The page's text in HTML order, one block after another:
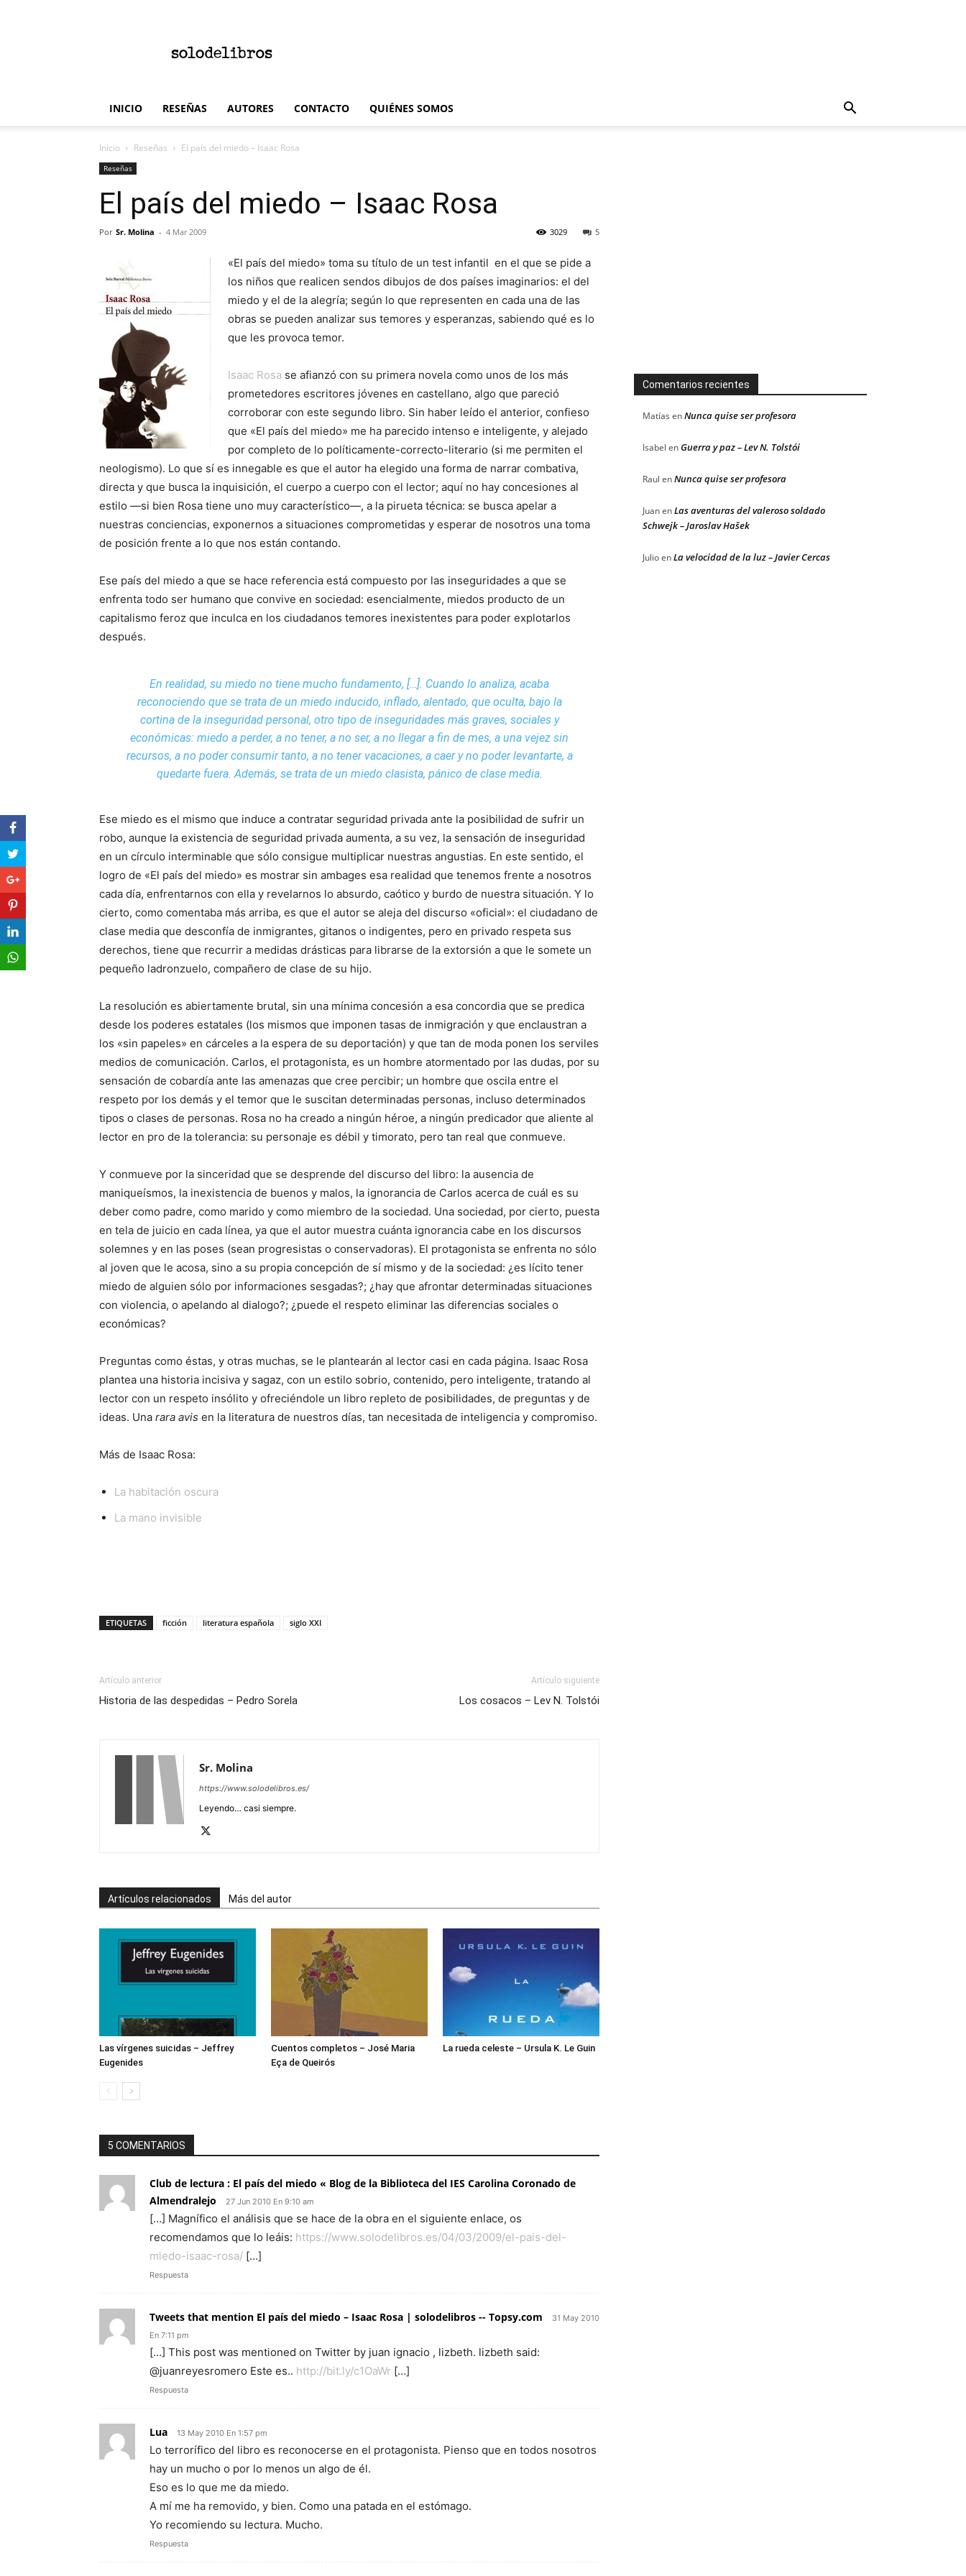
INICIO RESEÑAS AUTORES CONTACTO QUIÉNES SOMOS
Inicio Reseñas El país del miedo – Isaac Rosa
Reseñas
El país del miedo – Isaac Rosa
Por Sr. Molina - 4 Mar 2009 5
3029
«El país del miedo» toma su título de un test infantil en el que se pide a
los niños que realicen sendos dibujos de dos países imaginarios: el del
miedo y el de la alegría; según lo que representen en cada una de las
obras se pueden analizar sus temores y esperanzas, sabiendo qué es lo
que les provoca temor.
Isaac Rosa se afianzó con su primera novela como unos de los más
prometedores escritores jóvenes en castellano, algo que pareció
corroborar con este segundo libro. Sin haber leído el anterior, confieso
que «El país del miedo» me ha parecido intenso e inteligente, y alejado
por completo de lo políticamente-correcto-literario (si me permiten el
neologismo). Lo que sí es innegable es que el autor ha elegido una forma de narrar combativa,
directa y que busca la inquisición, el cuerpo a cuerpo con el lector; aquí no hay concesiones al
estilo —si bien Rosa tiene uno muy característico—, a la pirueta técnica: se busca apelar a
nuestras conciencias, exponernos a situaciones comprometidas y esperar de nosotros una toma
de posición frente a lo que nos están contando.
Ese país del miedo a que se hace referencia está compuesto por las inseguridades a que se
enfrenta todo ser humano que convive en sociedad: esencialmente, miedos producto de un
capitalismo feroz que inculca en los ciudadanos temores inexistentes para poder explotarlos
después.
En realidad, su miedo no tiene mucho fundamento, […]. Cuando lo analiza, acaba
reconociendo que se trata de un miedo inducido, inflado, alentado, que oculta, bajo la
cortina de la inseguridad personal, otro tipo de inseguridades más graves, sociales y
económicas: miedo a perder, a no tener, a no ser, a no llegar a fin de mes, a una vejez sin
recursos, a no poder consumir tanto, a no tener vacaciones, a caer y no poder levantarte, a
quedarte fuera. Además, se trata de un miedo clasista, pánico de clase media.
Ese miedo es el mismo que induce a contratar seguridad privada ante la posibilidad de sufrir un
robo, aunque la existencia de seguridad privada aumenta, a su vez, la sensación de inseguridad
en un círculo interminable que sólo consigue multiplicar nuestras angustias. En este sentido, el
logro de «El país del miedo» es mostrar sin ambages esa realidad que tenemos frente a nosotros
cada día, enfrentarnos con ella y revelarnos lo absurdo, caótico y burdo de nuestra situación. Y lo
cierto, como comentaba más arriba, es que el autor se aleja del discurso «oficial»: el ciudadano de
clase media que desconfía de inmigrantes, gitanos o indigentes, pero en privado respeta sus
derechos, tiene que recurrir a medidas drásticas para librarse de la extorsión a que le somete un
pequeño ladronzuelo, compañero de clase de su hijo.
La resolución es abiertamente brutal, sin una mínima concesión a esa concordia que se predica
desde los poderes estatales (los mismos que imponen tasas de inmigración y que enclaustran a
los «sin papeles» en cárceles a la espera de su deportación) y que tan de moda ponen los serviles
medios de comunicación. Carlos, el protagonista, es un hombre atormentado por las dudas, por su
sensación de cobardía ante las amenazas que cree percibir; un hombre que oscila entre el
respeto por los demás y el temor que le suscitan determinadas personas, incluso determinados
tipos o clases de personas. Rosa no ha creado a ningún héroe, a ningún predicador que aliente al
lector en pro de la tolerancia: su personaje es débil y timorato, pero tan real que conmueve.
Y conmueve por la sinceridad que se desprende del discurso del libro: la ausencia de
maniqueísmos, la inexistencia de buenos y malos, la ignorancia de Carlos acerca de cuál es su
deber como padre, como marido y como miembro de la sociedad. Una sociedad, por cierto, puesta
en tela de juicio en cada línea, ya que el autor muestra cuánta ignorancia cabe en los discursos
solemnes y en las poses (sean progresistas o conservadoras). El protagonista se enfrenta no sólo
al joven que le acosa, sino a su propia concepción de sí mismo y de la sociedad: ¿es lícito tener
miedo de alguien sólo por informaciones sesgadas?; ¿hay que afrontar determinadas situaciones
con violencia, o apelando al dialogo?; ¿puede el respeto eliminar las diferencias sociales o
económicas?
Preguntas como éstas, y otras muchas, se le plantearán al lector casi en cada página. Isaac Rosa
plantea una historia incisiva y sagaz, con un estilo sobrio, contenido, pero inteligente, tratando al
lector con un respeto insólito y ofreciéndole un libro repleto de posibilidades, de preguntas y de
ideas. Una rara avis en la literatura de nuestros días, tan necesitada de inteligencia y compromiso.
Más de Isaac Rosa:
La habitación oscura
La mano invisible
ETIQUETAS ficción literatura española siglo XXI
Artículo anterior
Historia de las despedidas – Pedro Sorela
Artículo siguiente
Los cosacos – Lev N. Tolstói
Sr. Molina
https://www.solodelibros.es/
Leyendo… casi siempre.
Artículos relacionados Más del autor
Las vírgenes suicidas – Jeffrey
Eugenides
Cuentos completos – José Maria
Eça de Queirós
La rueda celeste – Ursula K. Le Guin
5 COMENTARIOS
Club de lectura : El país del miedo « Blog de la Biblioteca del IES Carolina Coronado de
Almendralejo
27 Jun 2010 En 9:10 am
[…] Magnífico el análisis que se hace de la obra en el siguiente enlace, os
recomendamos que lo leáis: https://www.solodelibros.es/04/03/2009/el-pais-del-
miedo-isaac-rosa/ […]
Respuesta
Tweets that mention El país del miedo – Isaac Rosa | solodelibros -- Topsy.com
31 May 2010
En 7:11 pm
[…] This post was mentioned on Twitter by juan ignacio , lizbeth. lizbeth said:
@juanreyesromero Este es.. http://bit.ly/c1OaWr […]
Respuesta
Lua 13 May 2010 En 1:57 pm
Lo terrorífico del libro es reconocerse en el protagonista. Pienso que en todos nosotros
hay un mucho o por lo menos un algo de él.
Eso es lo que me da miedo.
A mí me ha removido, y bien. Como una patada en el estómago.
Yo recomiendo su lectura. Mucho.
Respuesta
Comentarios recientes
Matías enNunca quise ser profesora
Isabel enGuerra y paz – Lev N. Tolstói
Raul enNunca quise ser profesora
JuanenLas aventuras del valeroso soldado
Schwejk – Jaroslav Hašek
JulioenLa velocidad de la luz – Javier Cercas